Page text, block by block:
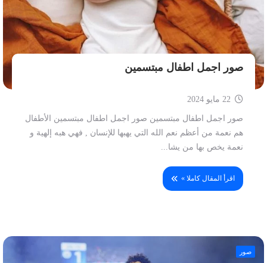
صور اجمل اطفال مبتسمين
صور اجمل اطفال مبتسمين صور اجمل اطفال مبتسمين الأطفال
هم نعمة من أعظم نعم الله التي يهبها للإنسان , فهي هبه إلهية و
نعمة يخص بها من يشا...
اقرأ المقال كاملا »
صور